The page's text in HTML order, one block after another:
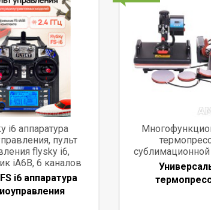
i6 аппаратура
пульт
flysky i6,
iA6B, 6 каналов
i6 аппаратура
сублимационной